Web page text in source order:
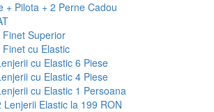
+ Pilota + 2 Perne Cadou
Finet Superior
Finet cu Elastic
cu Elastic 6 Piese
cu Elastic 4 Piese
cu Elastic 1 Persoana
Lenjerii Elastic la 199 RON